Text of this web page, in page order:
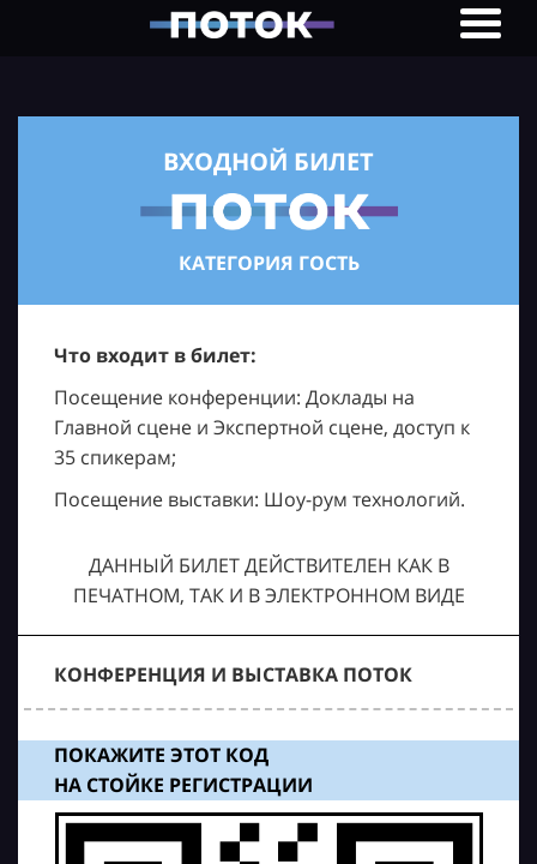
ВХОДНОЙ БИЛЕТ
КАТЕГОРИЯ ГОСТЬ
Что входит в билет:
Посещение конференции: Доклады на
Главной сцене и Экспертной сцене, доступ к
35 спикерам;
Посещение выставки: Шоу-рум технологий.
ДАННЫЙ БИЛЕТ ДЕЙСТВИТЕЛЕН КАК В
ПЕЧАТНОМ, ТАК И В ЭЛЕКТРОННОМ ВИДЕ
КОНФЕРЕНЦИЯ И ВЫСТАВКА ПОТОК
ПОКАЖИТЕ ЭТОТ КОД
НА СТОЙКЕ РЕГИСТРАЦИИ